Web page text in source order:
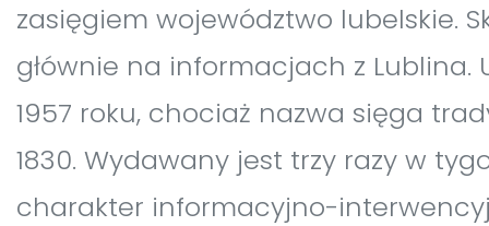
zasięgiem województwo lubelskie.
głównie na informacjach z Lublina.
1957 roku, chociaż nazwa sięga
1830. Wydawany jest trzy razy w
charakter informacyjno-